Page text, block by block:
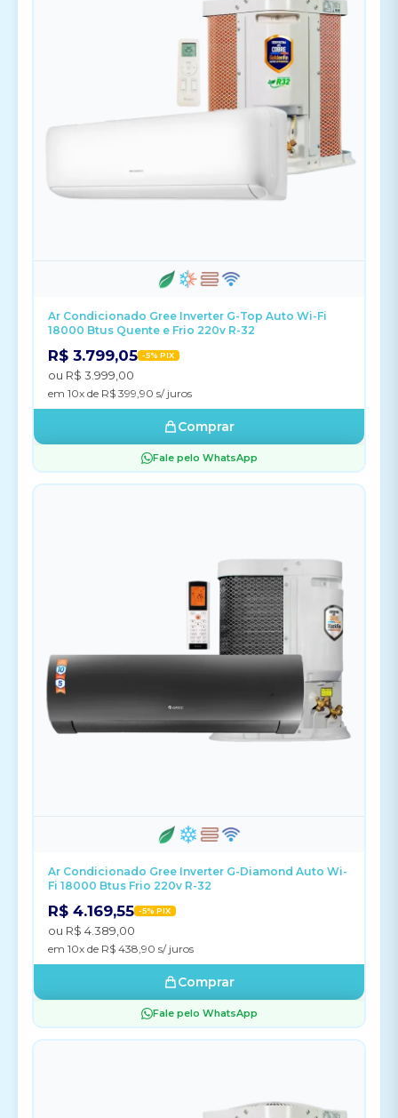
Ar Condicionado Gree Inverter G-Top Auto Wi-Fi
18000 Btus Quente e Frio 220v R-32
R$ 3.799,05 -5% PIX
ou R$ 3.999,00
em 10x de R$ 399,90 s/ juros
Comprar
Fale pelo WhatsApp
Ar Condicionado Gree Inverter G-Diamond Auto Wi-
Fi 18000 Btus Frio 220v R-32
R$ 4.169,55 -5% PIX
ou R$ 4.389,00
em 10x de R$ 438,90 s/ juros
Comprar
Fale pelo WhatsApp